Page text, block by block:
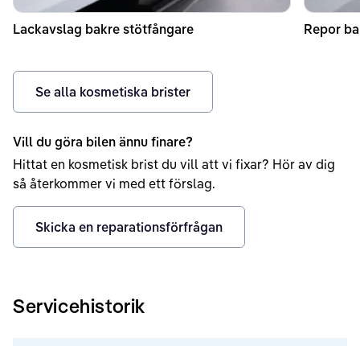
Lackavslag bakre stötfångare Repor
Se alla kosmetiska brister
Vill du göra bilen ännu finare?
Hittat en kosmetisk brist du vill att vi fixar? Hör av dig
så återkommer vi med ett förslag.
Skicka en reparationsförfrågan
Servicehistorik